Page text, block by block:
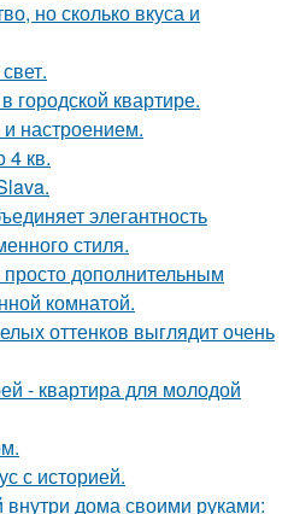
но сколько вкуса и
городской квартире.
настроением.
4 кв.
элегантность
стиля.
дополнительным
комнатой.
оттенков выглядит очень
- квартира для молодой
с историей.
дома своими руками: